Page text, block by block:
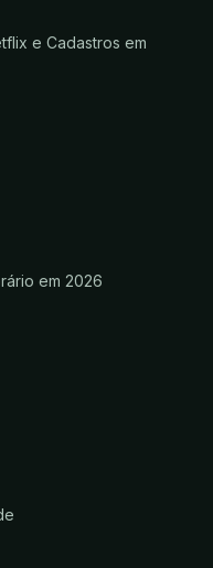
e Cadastros em
em 2026